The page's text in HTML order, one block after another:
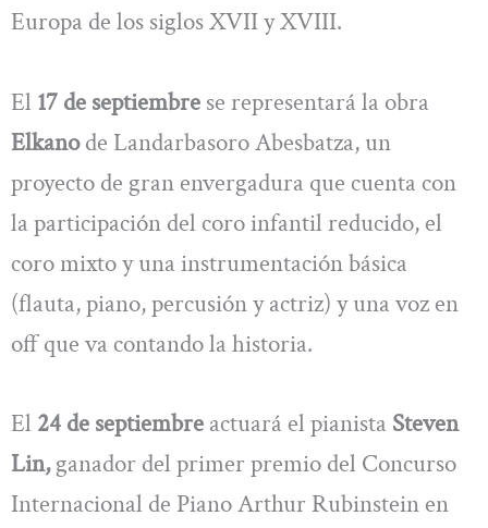
Europa de los siglos XVII y XVIII.
El 17 de septiembre se representará la obra
Elkanode Landarbasoro Abesbatza, un
proyecto de gran envergadura que cuenta con
la participación del coro infantil reducido, el
coro mixto y una instrumentación básica
(flauta, piano, percusión y actriz) y una voz en
off que va contando la historia.
El 24 de septiembre actuará el pianista Steven
Lin,ganador del primer premio del Concurso
Internacional de Piano Arthur Rubinstein en